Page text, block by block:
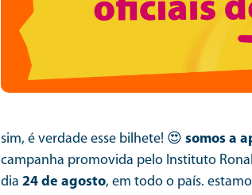
sim, é verdade esse bilhete! 😍 somos a
campanha promovida pelo Instituto
dia 24 de agosto, em todo o país.